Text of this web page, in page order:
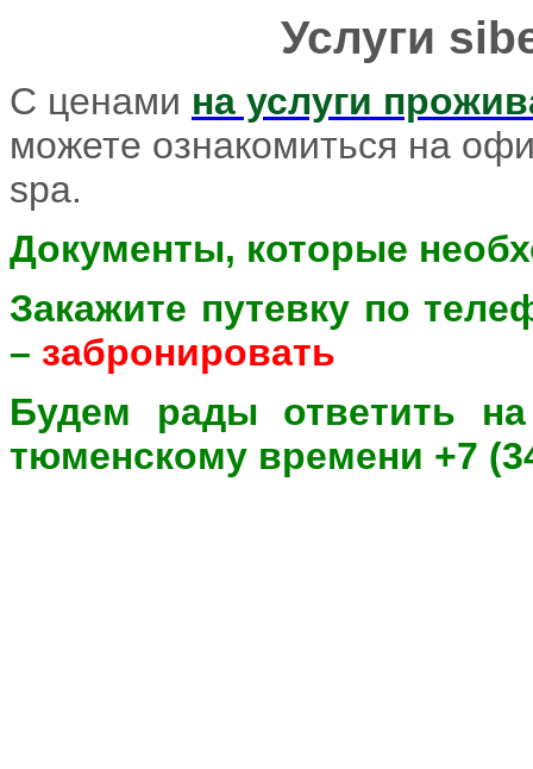
Услуги
С ценами на услуги
можете ознакомиться на
spa.
Документы, которые
Закажите путевку по
– забронировать
Будем рады ответить
тюменскому времени +7